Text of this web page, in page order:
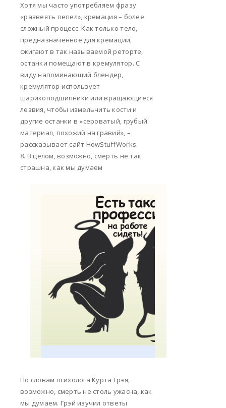
Хотя мы часто употребляем фразу
«развеять пепел», кремация – более
сложный процесс. Как только тело,
предназначенное для кремации,
сжигают в так называемой реторте,
останки помещают в кремулятор. С
виду напоминающий блендер,
кремулятор использует
шарикоподшипники или вращающиеся
лезвия, чтобы измельчить кости и
другие останки в «сероватый, грубый
материал, похожий на гравий», –
рассказывает сайт HowStuffWorks.
8. В целом, возможно, смерть не так
страшна, как мы думаем
По словам психолога Курта Грэя,
возможно, смерть не столь ужасна, как
мы думаем. Грэй изучил ответы